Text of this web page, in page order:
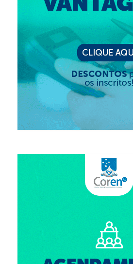
Procedimento para registro
Clube de Vantagens
Valores dos serviços
Reserva de auditório
Notícias
Contatos